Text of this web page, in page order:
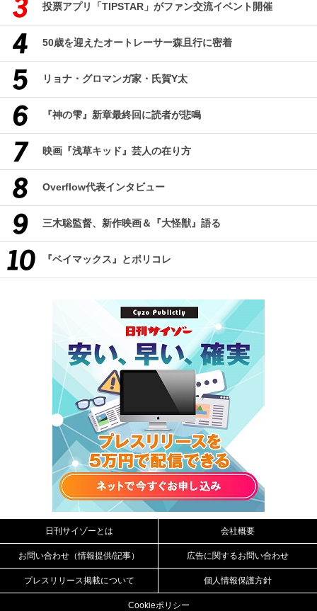
投票アプリ「TIPSTAR」がファン交流イベント開催
50歳を迎えたオートレーサー森且行に密着
リョナ・グロマンガ家・氏賀Y太
『神の雫』新章最終回に読者が悲鳴
映画『浅草キッド』芸人の在り方
Overflow代表インタビュー
三木聡監督、新作映画＆『大怪獣』語る
『ベイマックス』とポリコレ
日刊サイゾーとは 会社概要
お問い合わせ（情報提供/記事） 広告に関するお問い合わせ
プレスリリース掲載について 個人情報保護方針
Cookieポリシー